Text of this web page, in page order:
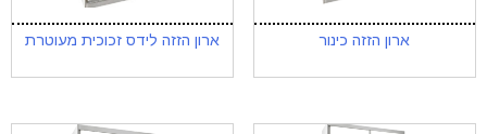
ארון הזזה כינור ארון הזזה לידס זכוכית מעוטרת